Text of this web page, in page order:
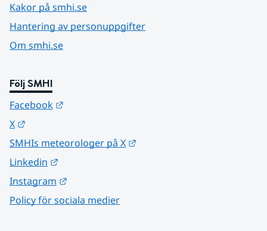
Kakor på smhi.se
Hantering av personuppgifter
Om smhi.se
Följ SMHI
Facebook
X
SMHIs meteorologer på X
Linkedin
Instagram
Policy för sociala medier